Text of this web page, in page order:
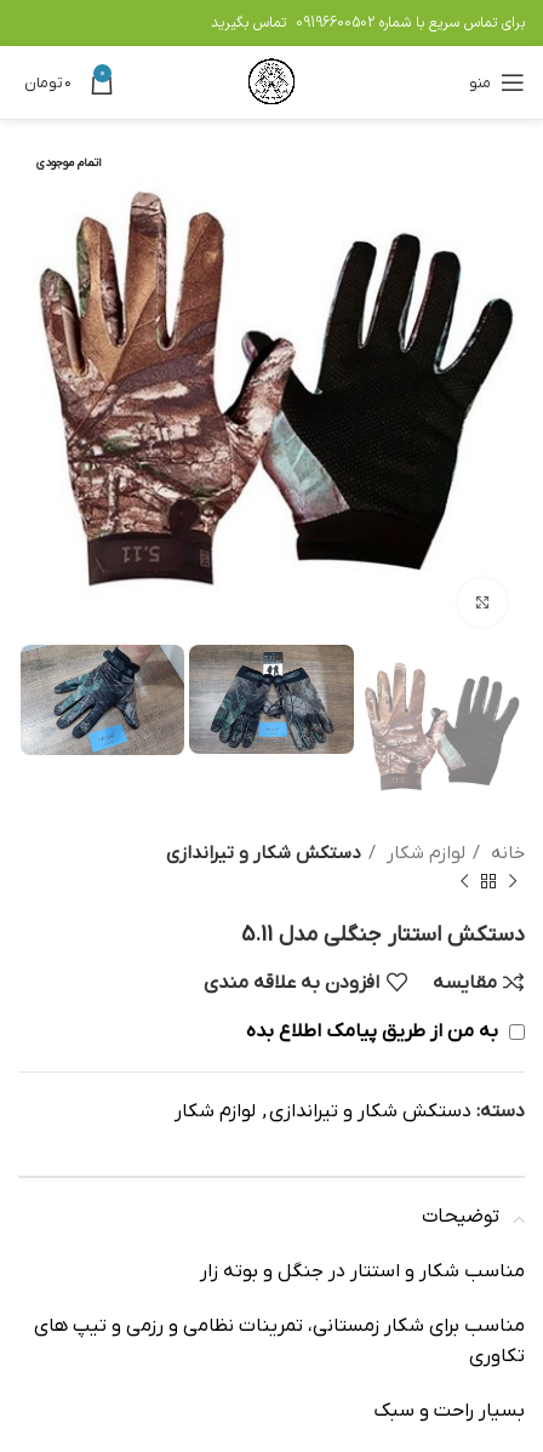
برای تماس سریع با شماره 09196600502 تماس بگیرید
منو 0 ۰تومان
اتمام موجودی
خانه لوازم شکار دستکش شکار و تیراندازی
دستکش استتار جنگلی مدل 5.11
مقایسه افزودن به علاقه مندی
به من از طریق پیامک اطلاع بده
دسته: دستکش شکار و تیراندازی, لوازم شکار
توضیحات
مناسب شکار و استتار در جنگل و بوته زار
مناسب برای شکار زمستانی، تمرینات نظامی و رزمی و تیپ های
تکاوری
بسیار راحت و سبک